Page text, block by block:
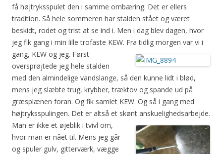
få højtryksspulet den i samme ombæring. Det er ellers
tradition. Så hele sommeren har stalden stået og været
beskidt, rodet og trist at se ind i. Men i dag blev dagen, hvor
jeg fik gang i min lille trofaste KEW. Fra tidlig morgen var vi i
gang, KEW og jeg. Først
oversprøjtede jeg hele stalden
med den almindelige vandslange, så den kunne lidt i blød,
mens jeg slæbte trug, krybber, træktov og spande ud på
græsplænen foran. Og fik samlet KEW. Og så i gang med
højtryksspulingen. Det er altså et skønt anskuelighedsarbejde.
Man er ikke et øjeblik i tvivl om,
hvor man er nået til. Mens jeg går
og spuler gulv, gitterværk, vægge